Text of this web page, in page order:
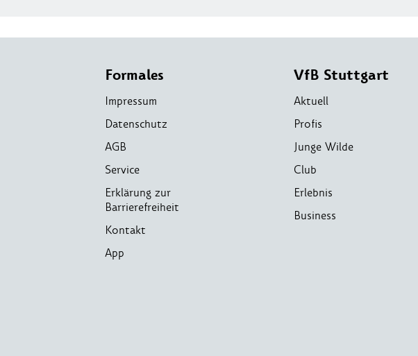
Formales
Impressum
Datenschutz
AGB
Service
Erklärung zur
Barrierefreiheit
Kontakt
App
VfB Stuttgart
Aktuell
Profis
Junge Wilde
Club
Erlebnis
Business